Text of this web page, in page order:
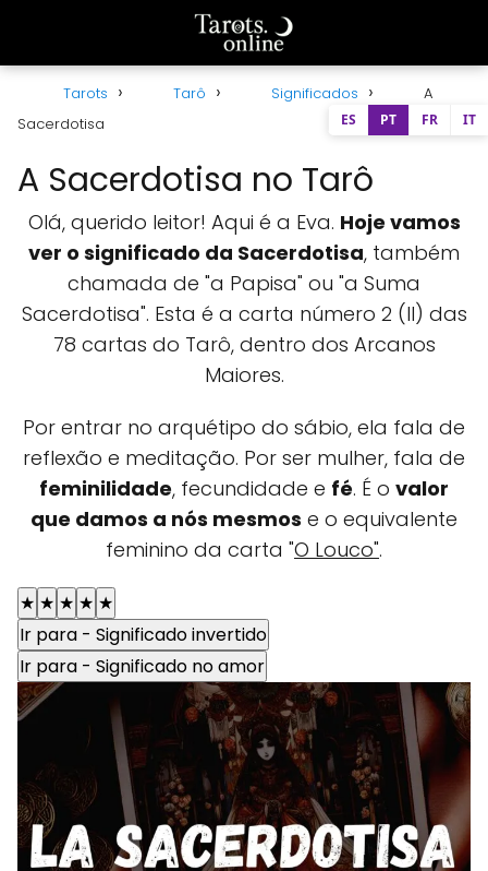
Tarots Tarô Significados
A
Sacerdotisa
A Sacerdotisa no Tarô
Olá, querido leitor! Aqui é a Eva. Hoje vamos
ver o significado da Sacerdotisa, também
chamada de "a Papisa" ou "a Suma
Sacerdotisa". Esta é a carta número 2 (II) das
78 cartas do Tarô, dentro dos Arcanos
Maiores.
Por entrar no arquétipo do sábio, ela fala de
reflexão e meditação. Por ser mulher, fala de
feminilidade, fecundidade e fé. É o valor
que damos a nós mesmos e o equivalente
feminino da carta "O Louco".
★ ★ ★ ★ ★
Ir para - Significado invertido
Ir para - Significado no amor
ES PT FR IT